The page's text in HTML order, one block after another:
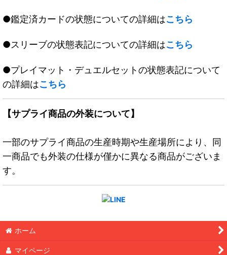
●鑑定済カードの状態についての詳細はこちら
●スリーブの状態表記についての詳細はこちら
●プレイマット・デュエルセットの状態表記について
の詳細はこちら
【サプライ商品の外装について】
一部のサプライ商品の生産時期や生産場所により、同
一商品でも外装の仕様が僅かに異なる商品がございま
す。
ホーム
マイページ